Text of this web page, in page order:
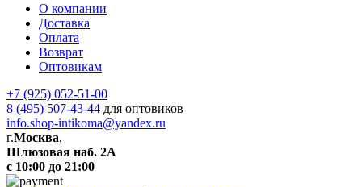
О компании
Доставка
Оплата
Возврат
Оптовикам
+7 (925) 052-51-00
8 (495) 507-43-44 для оптовиков
info.shop-intikoma@yandex.ru
г.Москва,
Шлюзовая наб. 2А
с 10:00 до 21:00